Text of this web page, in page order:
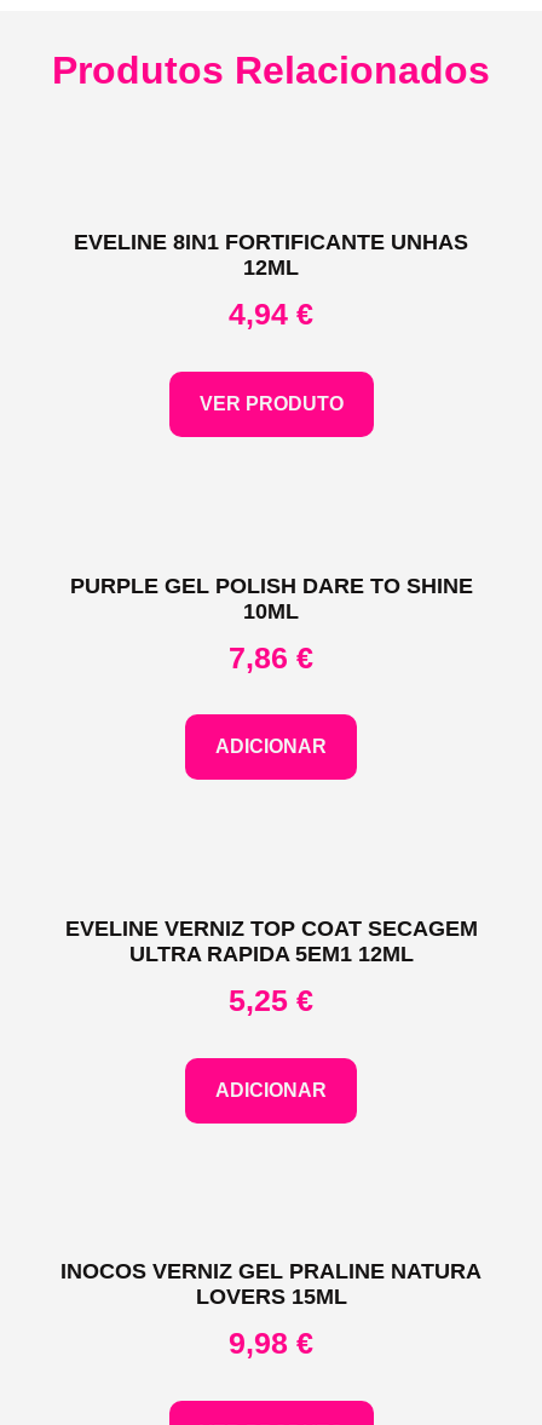
Produtos Relacionados
EVELINE 8IN1 FORTIFICANTE UNHAS
12ML
4,94 €
VER PRODUTO
PURPLE GEL POLISH DARE TO SHINE
10ML
7,86 €
ADICIONAR
EVELINE VERNIZ TOP COAT SECAGEM
ULTRA RAPIDA 5EM1 12ML
5,25 €
ADICIONAR
INOCOS VERNIZ GEL PRALINE NATURA
LOVERS 15ML
9,98 €